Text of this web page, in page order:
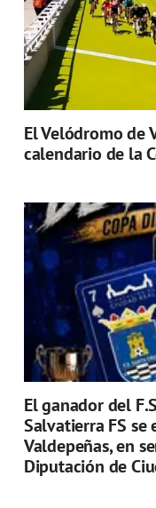
El Velódromo de
calendario de la
El ganador del
Salvatierra FS
Valdepeñas, en
Diputación de